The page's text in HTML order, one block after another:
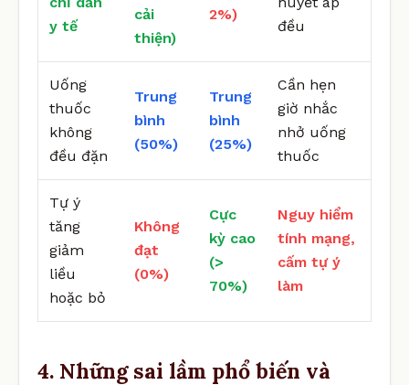
y tế
cải
thiện)
2%)
đều
Uống
thuốc
không
đều đặn
Trung
bình
(50%)
Trung
bình
(25%)
Cần hẹn
giờ nhắc
nhở uống
thuốc
Tự ý
tăng
giảm
liều
hoặc bỏ
Không
đạt
(0%)
Cực
kỳ cao
(>
70%)
Nguy hiểm
tính mạng,
cấm tự ý
làm
4. Những sai lầm phổ biến và